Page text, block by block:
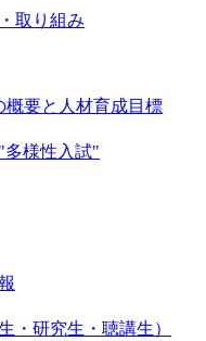
取り組み
概要と人材育成目標
多様性入試"
・研究生・聴講生）